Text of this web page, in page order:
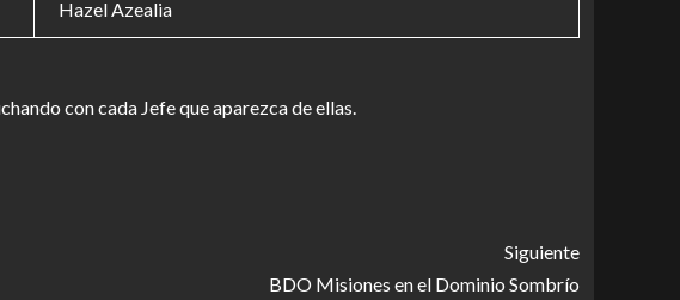
Hazel Azealia
con cada Jefe que aparezca de ellas.
Siguiente
BDO Misiones en el Dominio Sombrío